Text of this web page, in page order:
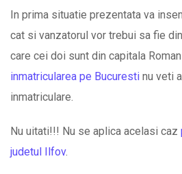
In prima situatie prezentata va
cat si vanzatorul vor trebui sa fie
care cei doi sunt din capitala
inmatricularea pe Bucuresti nu veti
inmatriculare.
Nu uitati!!! Nu se aplica acelasi caz
judetul Ilfov.